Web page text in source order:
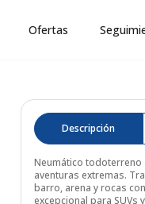
Ofertas
Descripción
Neumático todoterreno
aventuras extremas.
barro, arena y rocas
excepcional para SUVs